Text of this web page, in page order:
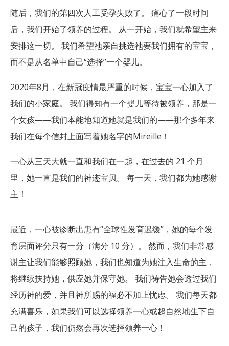
随后，我们的第四次人工受孕失败了。 痛心了一段时间
后，我们开始了领养的过程。 从一开始，我们就希望主来
安排这一切。 我们希望祂亲自挑选祂要我们拥有的宝宝，
而不是从名单中自己“选择”一个婴儿。
2020年8月，在新冠疫情最严重的时候，宝宝一心加入了
我们的小家庭。 我们得知有一个婴儿等待被领养，那是一
个女孩——我们本能地知道她就是我们的——那个多年来
我们在每个信封上面写着她名字的Mireille！
一心从三天大就一直和我们在一起，在过去的 21 个月
里，她一直是我们的神迹宝贝。 每一天，我们都为她感谢
主！
最近，一心被诊断出患有“全球性发育迟缓”，她的每个发
育层面评分只有一分（满分 10 分）。 然而，我们非常感
谢主让我们能够照顾她，我们也知道为她注入生命的主，
将继续扶持她，供应她并保守她。 我们祷告她会透过我们
经历神的爱，并且神所赐的福必不加上忧虑。 我们每天都
充满喜乐，如果我们可以选择领养一心或超自然地生下自
己的孩子，我们仍然会再次选择领养一心！